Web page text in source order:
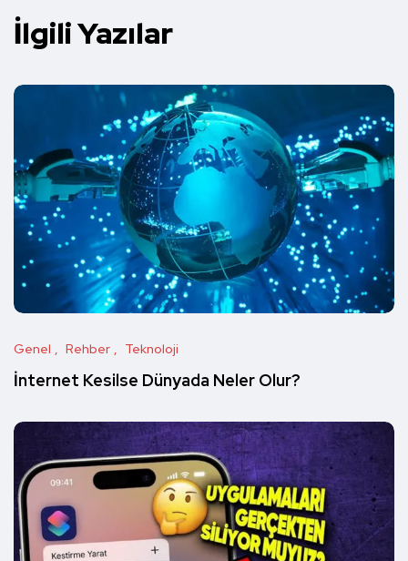
İlgili Yazılar
Genel Rehber Teknoloji
İnternet Kesilse Dünyada Neler Olur?